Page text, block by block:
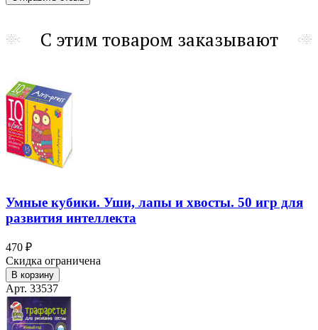
С этим товаром заказывают
Умные кубики. Уши, лапы и хвосты. 50 игр для
развития интеллекта
470 ₽
Скидка ограничена
В корзину
Арт. 33537